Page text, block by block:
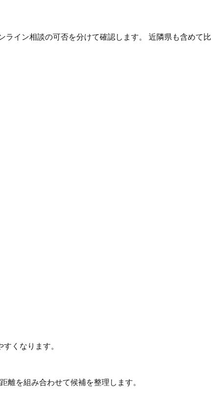
イン相談の可否を分けて確認します。 近隣県も含めて比
くなります。
離を組み合わせて候補を整理します。